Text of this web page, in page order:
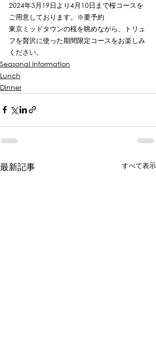
2024年3月19日より4月10日まで桜コースを
ご用意しております。※要予約
東京ミッドタウンの桜を眺めながら、トリュ
フを贅沢に使った期間限定コースをお楽しみ
ください。
Seasonal Information
Lunch
Dinner
最新記事 すべて表示